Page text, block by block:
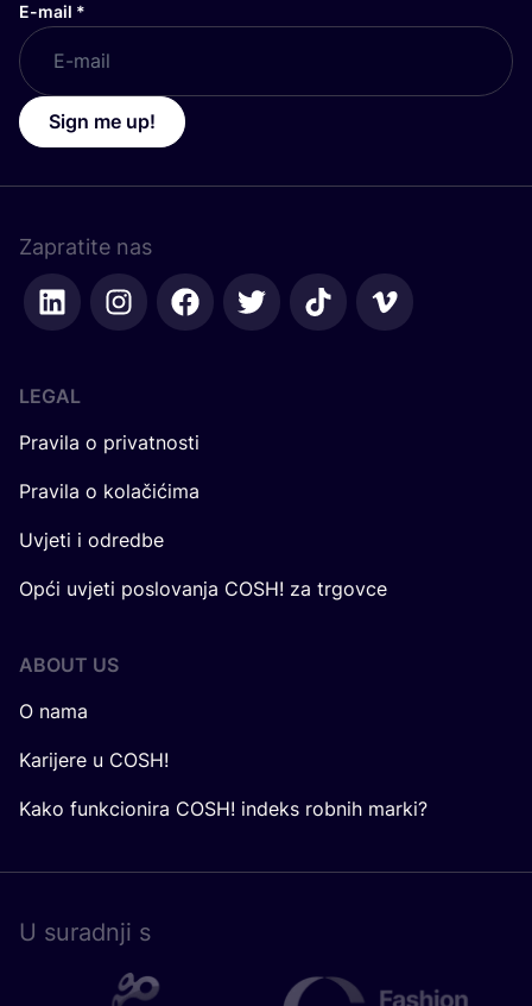
E-mail *
Sign me up!
Zapratite nas
LEGAL
Pravila o privatnosti
Pravila o kolačićima
Uvjeti i odredbe
Opći uvjeti poslovanja COSH! za trgovce
ABOUT US
O nama
Karijere u COSH!
Kako funkcionira COSH! indeks robnih marki?
U surad­nji s